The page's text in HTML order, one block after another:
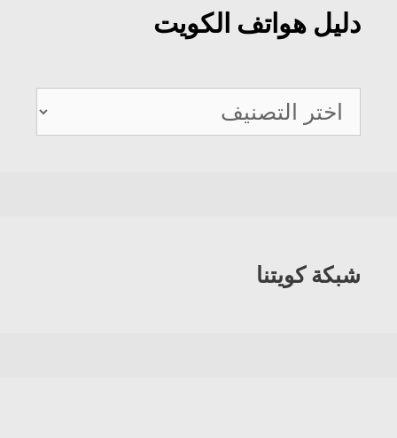
دليل هواتف الكويت
دليل
هواتف
شبكة كويتنا